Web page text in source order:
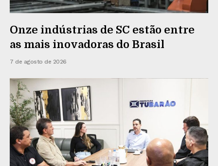
Onze indústrias de SC estão entre
as mais inovadoras do Brasil
7 de agosto de 2026